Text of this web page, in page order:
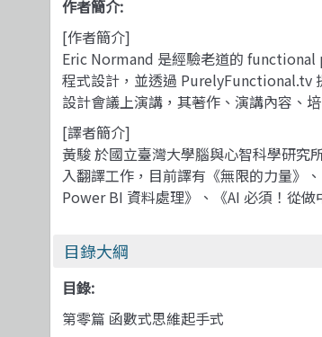
作者簡介:
[作者簡介]
Eric Normand 是經驗老道的
程式設計，並透過 PurelyFunctional.tv
設計會議上演講，其著作、演講內容、
[譯者簡介]
黃駿 於國立臺灣大學腦與心智科學研究
入翻譯工作，目前譯有《無限的力量》
Power BI 資料處理》、《AI 必須！從
目錄大綱
目錄:
第零篇 函數式思維起手式